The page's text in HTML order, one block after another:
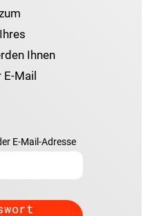
Ihnen
E-Mail
E-Mail-Adresse